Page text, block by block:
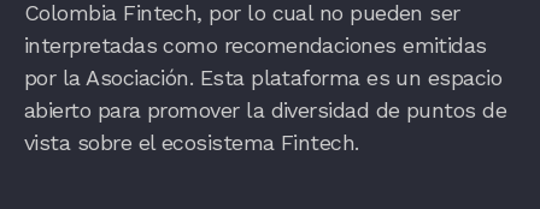
Colombia Fintech, por lo cual no pueden ser
interpretadas como recomendaciones emitidas
por la Asociación. Esta plataforma es un espacio
abierto para promover la diversidad de puntos de
vista sobre el ecosistema Fintech.